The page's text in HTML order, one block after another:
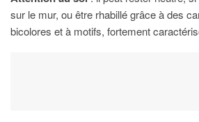
sur le mur, ou être rhabillé grâce à des
bicolores et à motifs, fortement